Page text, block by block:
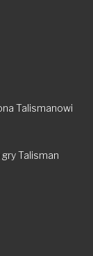
Talismanowi
Talisman